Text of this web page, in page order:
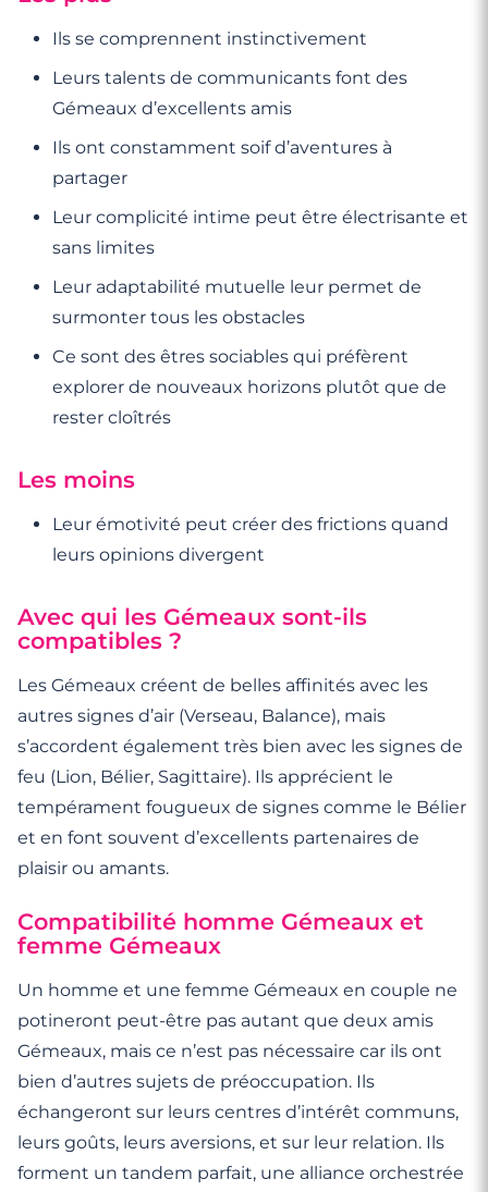
Ils se comprennent instinctivement
Leurs talents de communicants font des
Gémeaux d’excellents amis
Ils ont constamment soif d’aventures à
partager
Leur complicité intime peut être électrisante et
sans limites
Leur adaptabilité mutuelle leur permet de
surmonter tous les obstacles
Ce sont des êtres sociables qui préfèrent
explorer de nouveaux horizons plutôt que de
rester cloîtrés
Les moins
Leur émotivité peut créer des frictions quand
leurs opinions divergent
Avec qui les Gémeaux sont-ils
compatibles ?
Les Gémeaux créent de belles affinités avec les
autres signes d’air (Verseau, Balance), mais
s’accordent également très bien avec les signes de
feu (Lion, Bélier, Sagittaire). Ils apprécient le
tempérament fougueux de signes comme le Bélier
et en font souvent d’excellents partenaires de
plaisir ou amants.
Compatibilité homme Gémeaux et
femme Gémeaux
Un homme et une femme Gémeaux en couple ne
potineront peut-être pas autant que deux amis
Gémeaux, mais ce n’est pas nécessaire car ils ont
bien d’autres sujets de préoccupation. Ils
échangeront sur leurs centres d’intérêt communs,
leurs goûts, leurs aversions, et sur leur relation. Ils
forment un tandem parfait, une alliance orchestrée